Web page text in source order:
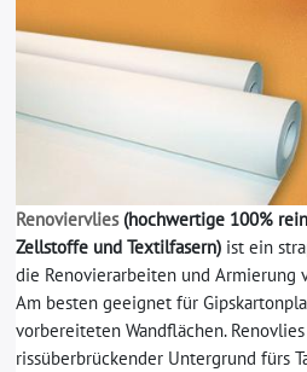
Renoviervlies(hochwertige 100%
Zellstoffe und Textilfasern) ist ein
die Renovierarbeiten und Armierung
Am besten geeignet für
vorbereiteten Wandflächen.
rissüberbrückender Untergrund fürs